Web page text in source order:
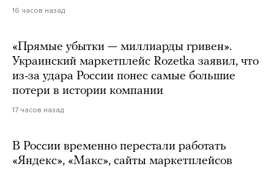
16 часов назад
«Прямые убытки — миллиарды гривен».
Украинский маркетплейс Rozetka заявил, что
из-за удара России понес самые большие
потери в истории компании
17 часов назад
В России временно перестали работать
«Яндекс», «Макс», сайты маркетплейсов